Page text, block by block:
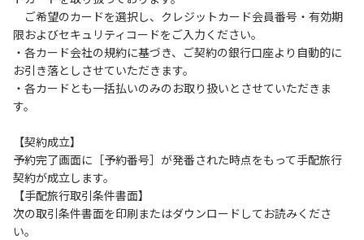
【注意事項】
当キャンプ場のそばを流れる歴舟川は、上流で雨が降ると短
時間で増水し、川原で遊んでいると大変危険な状態になりや
すく、過去にも増水により人が流される事故が数件起きてい
（１）川原にテントやタープを張らない。
（２）雨が降ったときは川原で遊ばない。
（３）カムイコタン公園キャンプ場で雨が降らなくても、上
流で雨が降り急に増水することがあるので、水の濁りに注意
し、濁り始めたときには直ちに川原での遊びを中止する。
（４）キャンプ場の管理者や地元住民から川についての注意
ご希望のカードを選択し、クレジットカード会員番号・有効期
限およびセキュリティコードをご入力ください。
・各カード会社の規約に基づき、ご契約の銀行口座より自動的に
お引き落としさせていただきます。
・各カードとも一括払いのみのお取り扱いとさせていただきま
す。
【契約成立】
予約完了画面に［予約番号］が発番された時点をもって手配旅行
契約が成立します。
【手配旅行取引条件書面】
次の取引条件書面を印刷またはダウンロードしてお読みくださ
い。